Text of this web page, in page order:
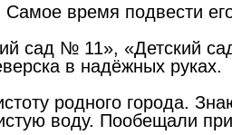
время подвести
сад № 11», «Детский
в надёжных руках.
родного города.
воду. Пообещали